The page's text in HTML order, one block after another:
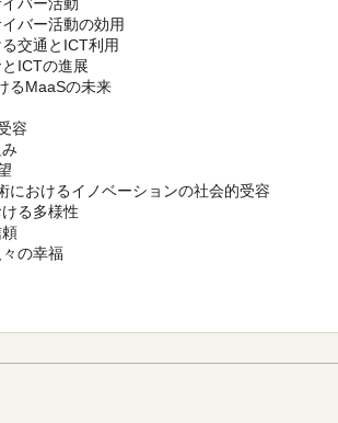
バー活動の効用
交通とICT利用
ICTの進展
るMaaSの未来
容
におけるイノベーションの社会的受容
る多様性
の幸福